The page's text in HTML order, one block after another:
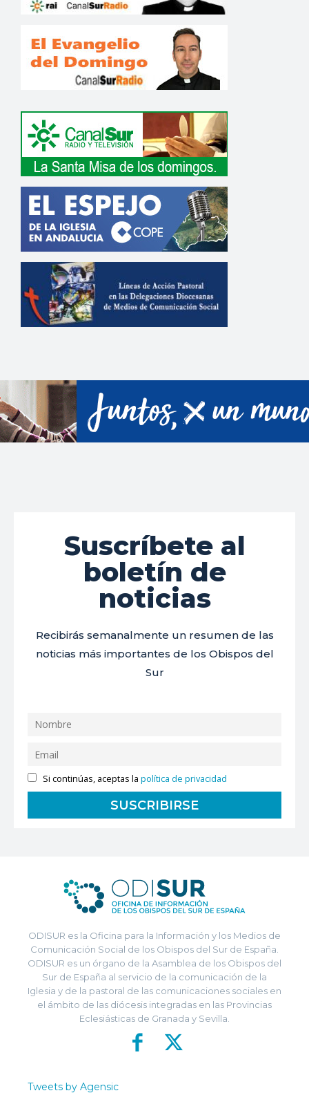
Suscríbete al
boletín de
noticias
Recibirás semanalmente un resumen de las
noticias más importantes de los Obispos del
Sur
Si continúas, aceptas lapolítica de privacidad
ODISUR es la Oficina para la Información y los Medios de
Comunicación Social de los Obispos del Sur de España.
ODISUR es un órgano de la Asamblea de los Obispos del
Sur de España al servicio de la comunicación de la
Iglesia y de la pastoral de las comunicaciones sociales en
el ámbito de las diócesis integradas en las Provincias
Eclesiásticas de Granada y Sevilla.
Tweets by Agensic